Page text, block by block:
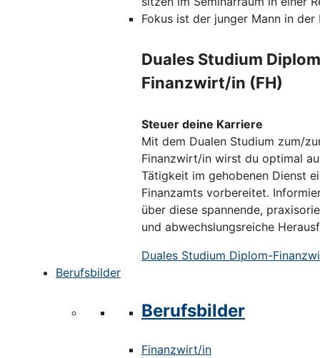
Duales Studium
Finanzwirt/in (FH)
Steuer deine Karriere
Mit dem Dualen Studium zum/
Finanzwirt/in wirst du optimal
Tätigkeit im gehobenen Dienst
Finanzamts vorbereitet.
über diese spannende,
und abwechslungsreiche
Duales Studium Diplom-
Berufsbilder
Berufsbilder
Finanzwirt/in